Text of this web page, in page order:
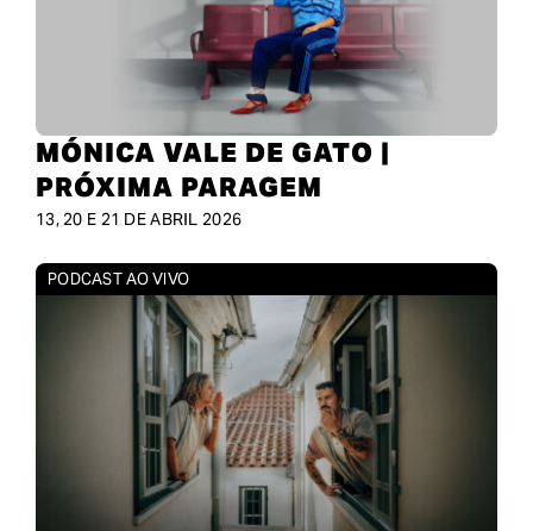
MÓNICA VALE DE GATO |
PRÓXIMA PARAGEM
13, 20 E 21 DE ABRIL 2026
PODCAST AO VIVO